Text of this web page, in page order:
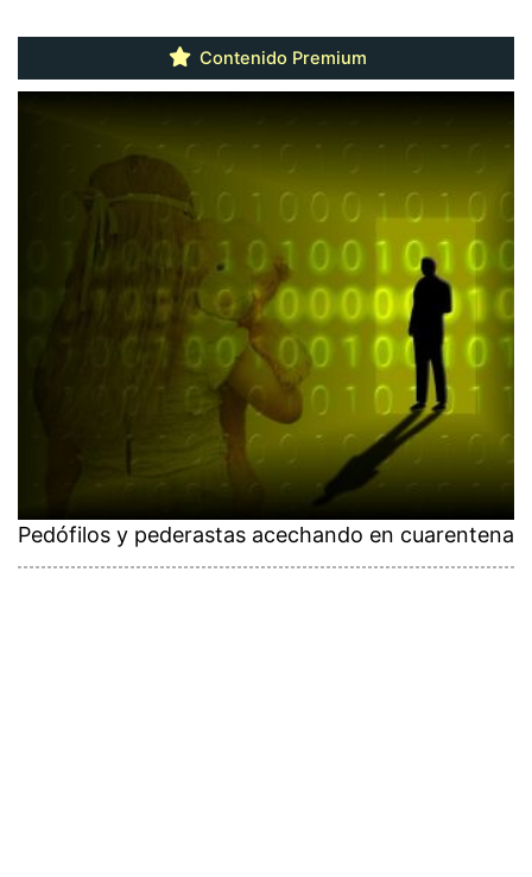
Contenido Premium
Pedófilos y pederastas acechando en cuarentena